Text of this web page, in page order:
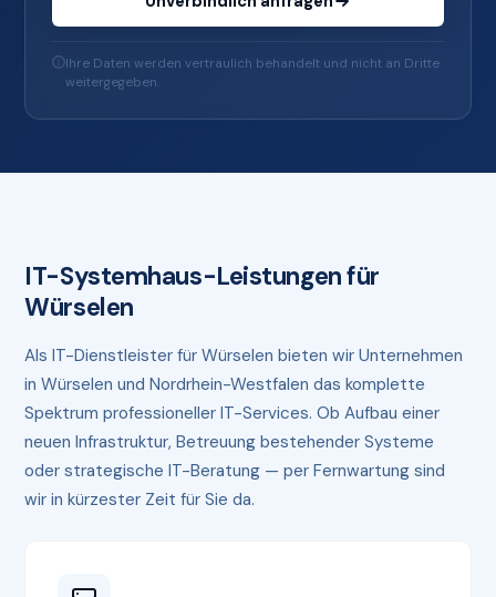
Ihre Daten werden vertraulich behandelt und nicht an Dritte
weitergegeben.
IT-Systemhaus-Leistungen für
Würselen
Als IT-Dienstleister für Würselen bieten wir Unternehmen
in Würselen und Nordrhein-Westfalen das komplette
Spektrum professioneller IT-Services. Ob Aufbau einer
neuen Infrastruktur, Betreuung bestehender Systeme
oder strategische IT-Beratung — per Fernwartung sind
wir in kürzester Zeit für Sie da.